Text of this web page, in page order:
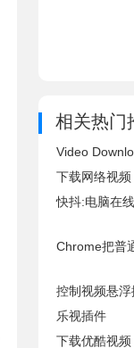
相关热门
Video
下载网络视
快抖:电脑在
Chrome把普
控制视频悬
乐视插件
下载优酷视